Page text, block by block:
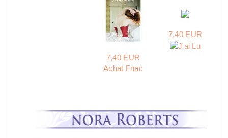
7,40 EUR
Achat Fnac
7,40 EUR